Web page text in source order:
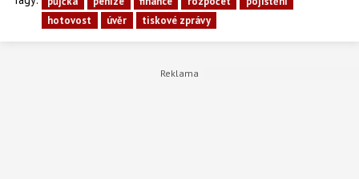
hotovost
úvěr tiskové zprávy